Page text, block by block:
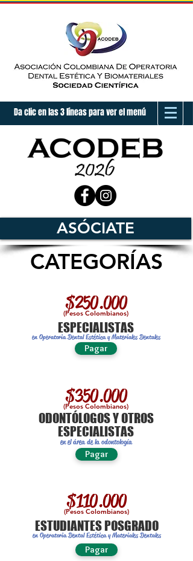
Da clic en las 3 líneas para ver el menú
ASÓCIATE
CATEGORÍAS
$250.000
(Pesos Colombianos)
ESPECIALISTAS
en Operatoria Dental Estética y Materiales Dentales
Pagar
$350.000
(Pesos Colombianos)
ODONTÓLOGOS Y OTROS
ESPECIALISTAS
en el área de la odontología
Pagar
$110.000
(Pesos Colombianos)
ESTUDIANTES POSGRADO
en Operatoria Dental Estética y Materiales Dentales
Pagar